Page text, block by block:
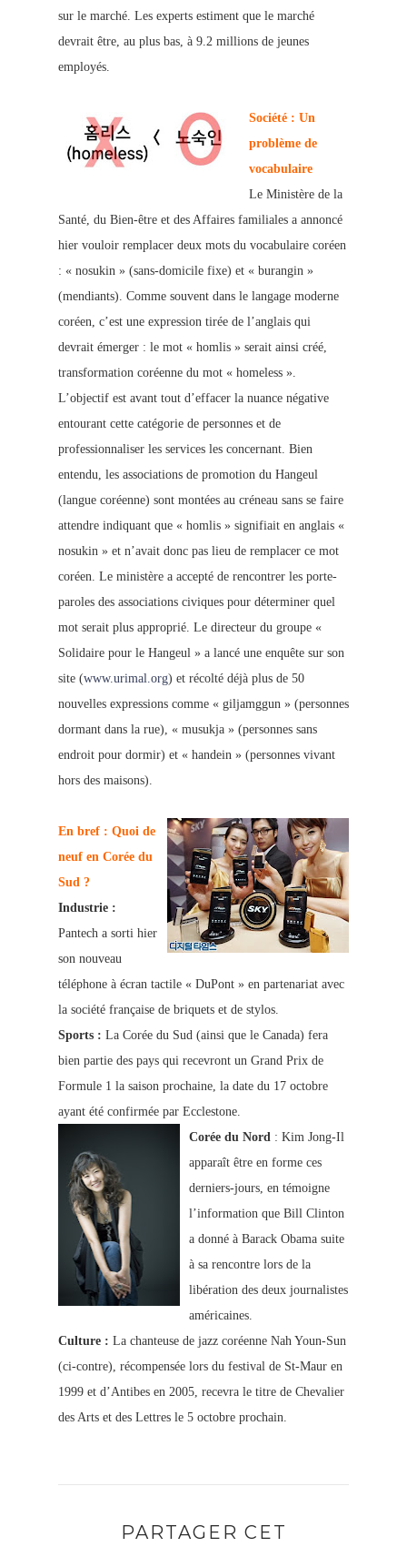
sur le marché. Les experts estiment que le marché
devrait être, au plus bas, à 9.2 millions de jeunes
employés.
Société : Un
problème de
vocabulaire
Le Ministère de la
Santé, du Bien-être et des Affaires familiales a annoncé
hier vouloir remplacer deux mots du vocabulaire coréen
: « nosukin » (sans-domicile fixe) et « burangin »
(mendiants). Comme souvent dans le langage moderne
coréen, c’est une expression tirée de l’anglais qui
devrait émerger : le mot « homlis » serait ainsi créé,
transformation coréenne du mot « homeless ».
L’objectif est avant tout d’effacer la nuance négative
entourant cette catégorie de personnes et de
professionnaliser les services les concernant. Bien
entendu, les associations de promotion du Hangeul
(langue coréenne) sont montées au créneau sans se faire
attendre indiquant que « homlis » signifiait en anglais «
nosukin » et n’avait donc pas lieu de remplacer ce mot
coréen. Le ministère a accepté de rencontrer les porte-
paroles des associations civiques pour déterminer quel
mot serait plus approprié. Le directeur du groupe «
Solidaire pour le Hangeul » a lancé une enquête sur son
site (www.urimal.org) et récolté déjà plus de 50
nouvelles expressions comme « giljamggun » (personnes
dormant dans la rue), « musukja » (personnes sans
endroit pour dormir) et « handein » (personnes vivant
hors des maisons).
En bref : Quoi de
neuf en Corée du
Sud ?
Industrie :
Pantech a sorti hier
son nouveau
téléphone à écran tactile « DuPont » en partenariat avec
la société française de briquets et de stylos.
Sports : La Corée du Sud (ainsi que le Canada) fera
bien partie des pays qui recevront un Grand Prix de
Formule 1 la saison prochaine, la date du 17 octobre
ayant été confirmée par Ecclestone.
Corée du Nord : Kim Jong-Il
apparaît être en forme ces
derniers-jours, en témoigne
l’information que Bill Clinton
a donné à Barack Obama suite
à sa rencontre lors de la
libération des deux journalistes
américaines.
Culture : La chanteuse de jazz coréenne Nah Youn-Sun
(ci-contre), récompensée lors du festival de St-Maur en
1999 et d’Antibes en 2005, recevra le titre de Chevalier
des Arts et des Lettres le 5 octobre prochain.
PARTAGER CET